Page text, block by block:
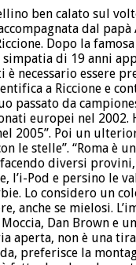
ben calato sul
dal
Dopo la
di 19 anni
essere
a Riccione e
da
europei nel
2005”. Poi un
le stelle”. “Roma è
diversi
l’i-Pod e persino le
Lo considero un
anche se mielosi.
Dan Brown e
aperta, non è una
preferisce la